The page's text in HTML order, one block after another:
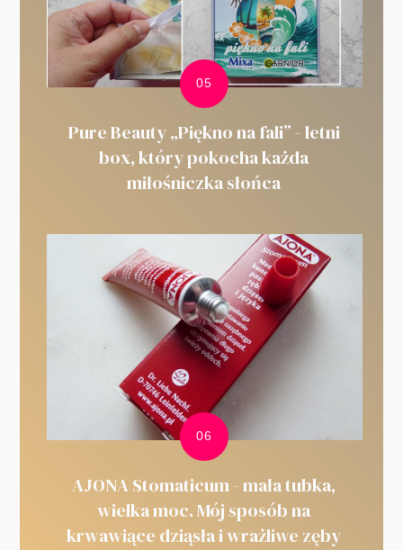
Pure Beauty „Piękno na fali” - letni
box, który pokocha każda
miłośniczka słońca
AJONA Stomaticum - mała tubka,
wielka moc. Mój sposób na
krwawiące dziąsła i wrażliwe zęby